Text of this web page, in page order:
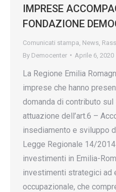
IMPRESE
FONDAZIONE
Comunicati stampa News
By Democenter Aprile 6, 2020
La Regione Emilia
imprese che hanno
domanda di contributo sul
attuazione dell’art.6 –
insediamento e sviluppo
Legge Regionale 14/
investimenti in Emilia-
investimenti strategici ad
occupazionale, che